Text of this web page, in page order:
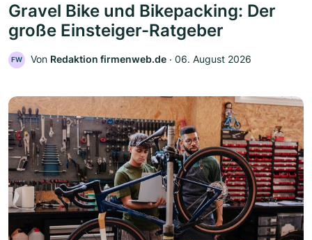
Gravel Bike und Bikepacking: Der
große Einsteiger-Ratgeber
FW Von Redaktion firmenweb.de ‧ 06. August 2026